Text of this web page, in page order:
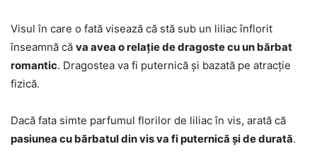
Visul în care o fată visează că stă sub un liliac înflorit
înseamnă că va avea o relație de dragoste cu un bărbat
romantic. Dragostea va fi puternică și bazată pe atracție
fizică.
Dacă fata simte parfumul florilor de liliac în vis, arată că
pasiunea cu bărbatul din vis va fi puternică și de durată.